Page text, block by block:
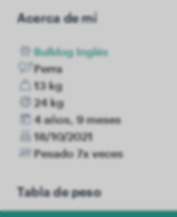
Acerca de mí
Bulldog Inglés
Perra
13 kg
24 kg
4 años, 9 meses
18/10/2021
Pesado 7x veces
Tabla de peso